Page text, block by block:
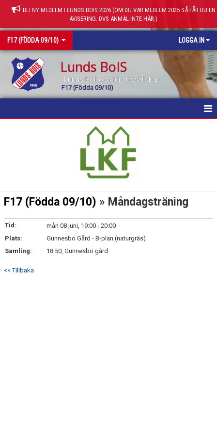
BLI NY MEDLEM I LUNDS BOIS 2026 (OM DU VAR MEDLEM 2025 SÅ FÅR DU EN
AVISERING. DVS ANMÄL INTE HÄR.)
F17 (FÖDDA 09/10) LOGGA IN
Lunds BoIS
Lunds Boll och Idrottssällskap
F17 (Födda 09/10)
KONTAKT
F17 (Födda 09/10) » Måndagsträning
Tid:
mån 08 juni, 19:00 - 20:00
Plats:
Gunnesbo Gård - B-plan (naturgräs)
Samling:
18:50, Gunnesbo gård
<< Tillbaka